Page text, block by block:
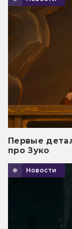
Первые
про Зуко
Новости